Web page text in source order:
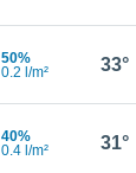
50%
0.2 l/m²
33°
40%
0.4 l/m²
31°